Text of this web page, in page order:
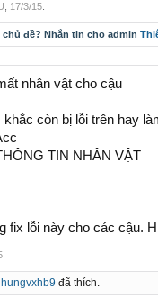
17/3/15
chủ đề? Nhắn tin cho admin
nhân vật cho cậu
khắc còn bị lỗi trên hay
TIN NHÂN VẬT
fix lỗi này cho các cậu.
hungvxhb9 đã thích.